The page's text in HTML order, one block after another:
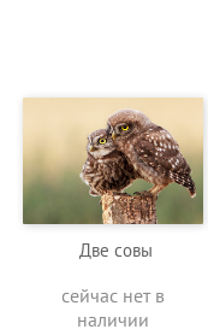
Две совы
сейчас нет в
наличии